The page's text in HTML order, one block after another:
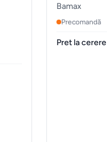
Bamax
Precomandă
Pret la cerere